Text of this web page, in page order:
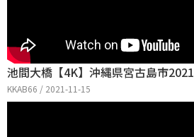
池間大橋【4K】沖縄県宮古島市2021
KKAB66 / 2021-11-15